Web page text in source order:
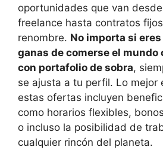
oportunidades que van
freelance hasta contratos
renombre. No importa si
ganas de comerse el mundo
con portafolio de sobra,
se ajusta a tu perfil. Lo mejor
estas ofertas incluyen
como horarios flexibles,
o incluso la posibilidad de
cualquier rincón del planeta.